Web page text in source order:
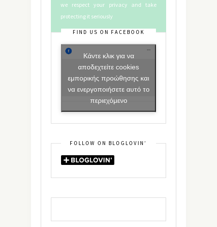
we respect your privacy and take
protecting it seriously
FIND US ON FACEBOOK
Κάντε κλικ για να
αποδεχτείτε cookies
εμπορικής προώθησης και
να ενεργοποιήσετε αυτό το
περιεχόμενο
FOLLOW ON BLOGLOVIN’